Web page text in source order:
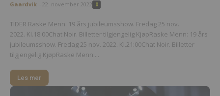
Gaardvik 22. november 2022 0
TIDER Raske Menn: 19 års jubileumsshow. Fredag 25 nov.
2022. Kl.18:00Chat Noir. Billetter tilgjengelig KjøpRaske Menn: 19 års
jubileumsshow. Fredag 25 nov. 2022. Kl.21:00Chat Noir. Billetter
tilgjengelig KjøpRaske Menn:...
Les mer